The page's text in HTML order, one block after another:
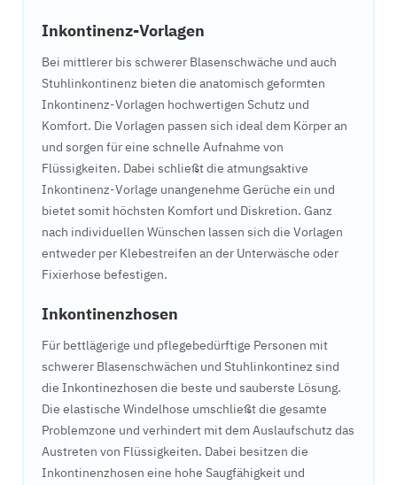
Inkontinenz-Vorlagen
Bei mittlerer bis schwerer Blasenschwäche und auch
Stuhlinkontinenz bieten die anatomisch geformten
Inkontinenz-Vorlagen hochwertigen Schutz und
Komfort. Die Vorlagen passen sich ideal dem Körper an
und sorgen für eine schnelle Aufnahme von
Flüssigkeiten. Dabei schließt die atmungsaktive
Inkontinenz-Vorlage unangenehme Gerüche ein und
bietet somit höchsten Komfort und Diskretion. Ganz
nach individuellen Wünschen lassen sich die Vorlagen
entweder per Klebestreifen an der Unterwäsche oder
Fixierhose befestigen.
Inkontinenzhosen
Für bettlägerige und pflegebedürftige Personen mit
schwerer Blasenschwächen und Stuhlinkontinez sind
die Inkontinezhosen die beste und sauberste Lösung.
Die elastische Windelhose umschließt die gesamte
Problemzone und verhindert mit dem Auslaufschutz das
Austreten von Flüssigkeiten. Dabei besitzen die
Inkontinenzhosen eine hohe Saugfähigkeit und